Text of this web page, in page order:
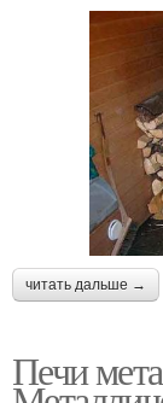
читать дальше →
Печи